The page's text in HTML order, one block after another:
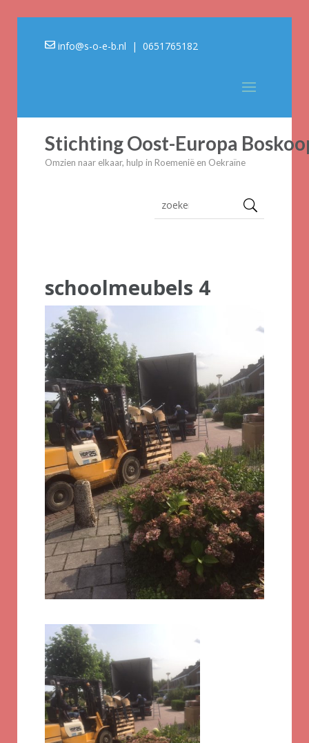
info@s-o-e-b.nl | 0651765182
Stichting Oost-Europa
Omzien naar elkaar, hulp in Roemenië en Oekraïne
schoolmeubels 4